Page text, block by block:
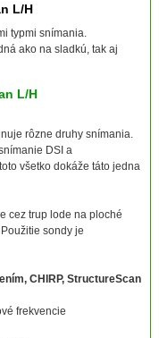
L/H
typmi snímania.
ako na sladkú, tak aj
L/H
rôzne druhy snímania.
DSI a
všetko dokáže táto jedna
cez trup lode na ploché
sondy je
CHIRP, StructureScan
frekvencie